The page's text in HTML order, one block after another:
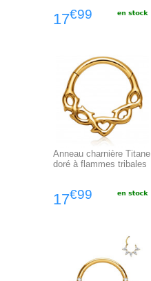
17€99
Anneau charnière Titane
doré à flammes tribales
17€99